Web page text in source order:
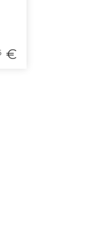
€